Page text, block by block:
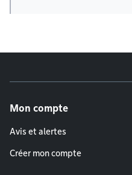
Mon compte
Avis et alertes
Créer mon compte